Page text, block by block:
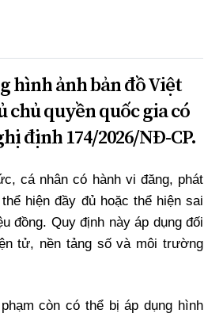
luận
Công nghệ
hình ảnh bản đồ Việt
chủ quyền quốc gia có
định 174/2026/NĐ-CP.
cá nhân có hành vi đăng, phát
hiện đầy đủ hoặc thể hiện sai
đồng. Quy định này áp dụng đối
tử, nền tảng số và môi trường
còn có thể bị áp dụng hình